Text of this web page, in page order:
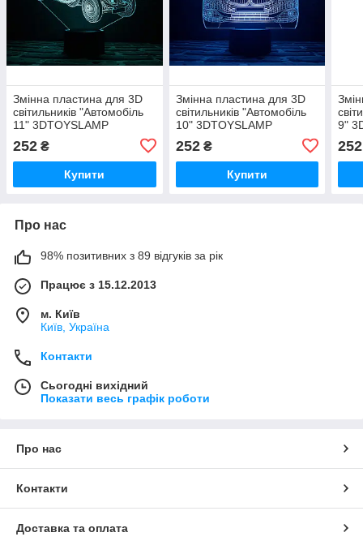
Змінна пластина для 3D
світильників "Автомобіль
11" 3DTOYSLAMP
252 ₴
Купити
Змінна пластина для 3D
світильників "Автомобіль
10" 3DTOYSLAMP
252₴
Купити
9"
252
Про нас
98% позитивних з 89 відгуків за рік
Працює з 15.12.2013
м. Київ
Київ, Україна
Контакти
Сьогодні вихідний
Показати весь графік роботи
Про нас
Контакти
Доставка та оплата